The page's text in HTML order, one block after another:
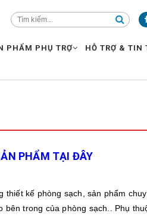
PHẨM PHỤ TRỢ HỖ TRỢ & TIN
PHẨM TẠI ĐÂY
thiết kế phòng sạch, sản phẩm
trong của phòng sạch.. Phụ